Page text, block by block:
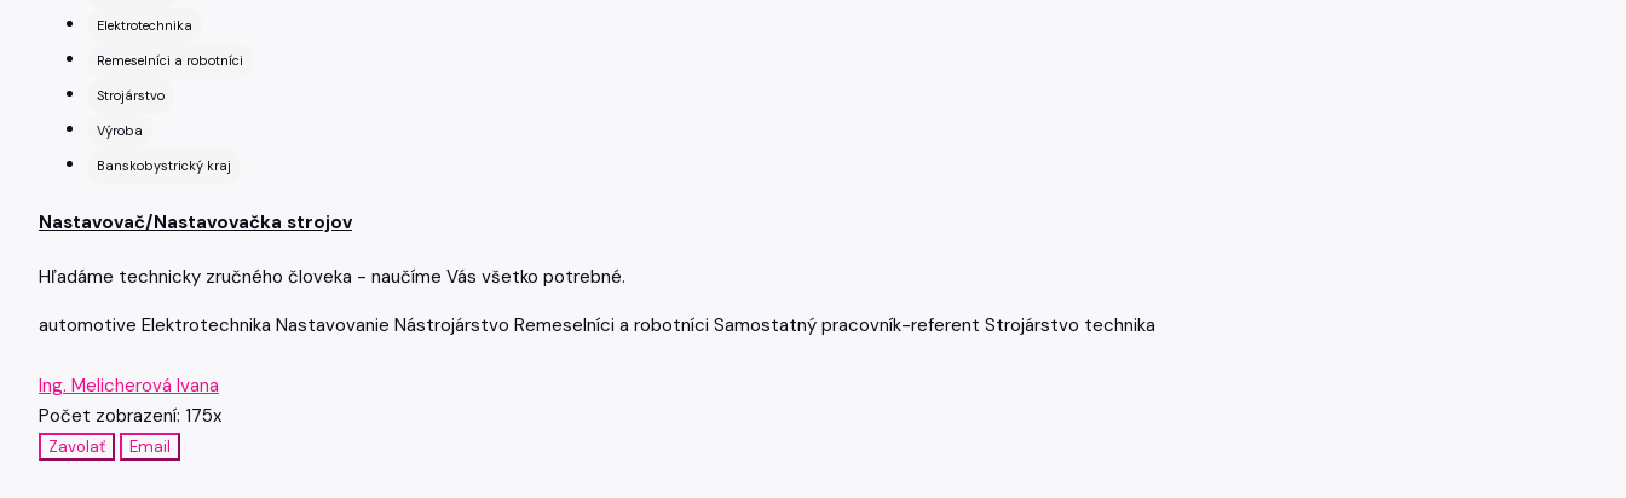
Elektrotechnika
Remeselníci a robotníci
Strojárstvo
Výroba
Banskobystrický kraj
Nastavovač/Nastavovačka strojov
Hľadáme technicky zručného človeka - naučíme Vás všetko potrebné.
automotive Elektrotechnika Nastavovanie Nástrojárstvo Remeselníci a robotníci Samostatný pracovník-referent Strojárstvo technika
Ing. Melicherová Ivana
Počet zobrazení: 175x
Zavolať Email